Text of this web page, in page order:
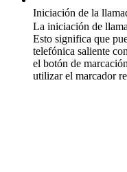
Iniciación de la
La iniciación de
Esto significa que
telefónica saliente
el botón de
utilizar el marcador